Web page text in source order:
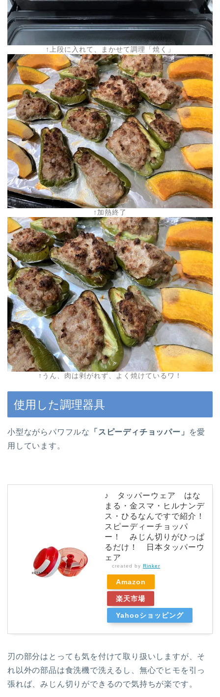
↑上段に入れて、まかせて調理「焼く」
↑加熱終了
↑うん、肉は剥がれず、よく焼けているワ！
使用した調理器具
小型ながらパワフルな 「スピーディチョッパー」
を愛
用しています。
♪ タッパーウェア はな
まる・金スマ・ヒルナンデ
ス・ひるなんですで紹介！
スピーディーチョッパ
ー！ みじん切りがひっぱ
るだけ！ 日本タッパーウ
ェア
created by Rinker
Amazon
楽天市場
Yahooショッピング
刃の部分はとっても気を付けて取り扱いしますが、そ
れ以外の部品は食洗機で洗えるし、無心でヒモを引っ
張れば、みじん切りができるので気持ちが楽です。